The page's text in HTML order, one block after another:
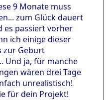
9 Monate muss
zum Glück dauert
es passiert vorher
ich einige dieser
zur Geburt
Und ja, für manche
wären drei Tage
unrealistisch!
für dein Projekt!